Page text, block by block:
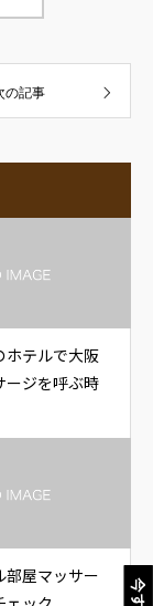
の記事
ホテルで大阪
ージを呼ぶ時
部屋マッサー